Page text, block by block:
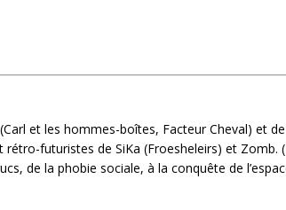
et les hommes-boîtes, Facteur Cheval) et
futuristes de SiKa (Froesheleirs) et Zomb.
de la phobie sociale, à la conquête de